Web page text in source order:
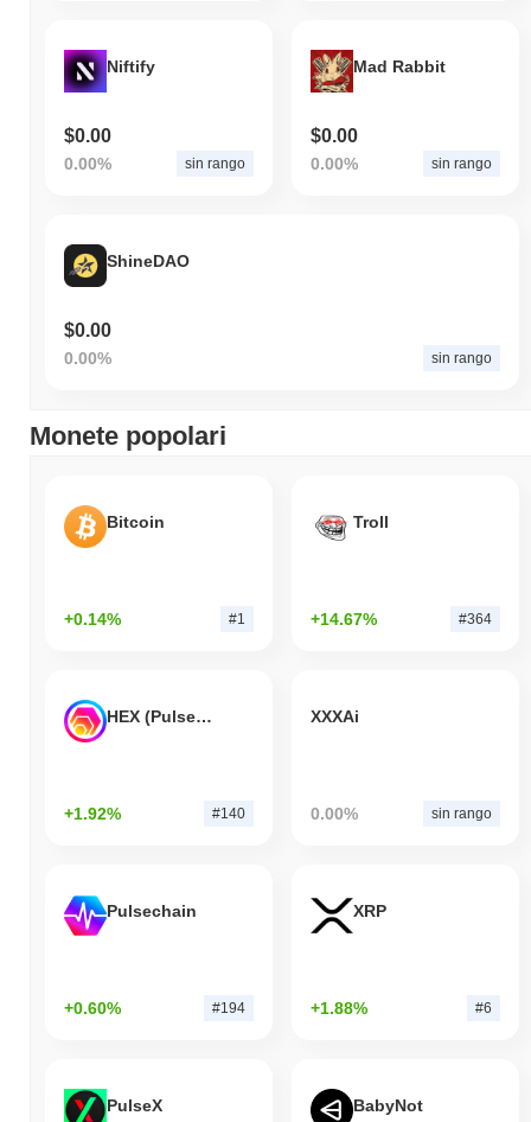
Niftify
$0.00
0.00% sin rango
Mad Rabbit
$0.00
0.00% sin rango
ShineDAO
$0.00
0.00% sin rango
Monete popolari
Bitcoin
+0.14% #1
Troll
+14.67% #364
HEX (Pulsechain)
+1.92% #140
XXXAi
0.00% sin rango
Pulsechain
+0.60% #194
XRP
+1.88% #6
PulseX BabyNot